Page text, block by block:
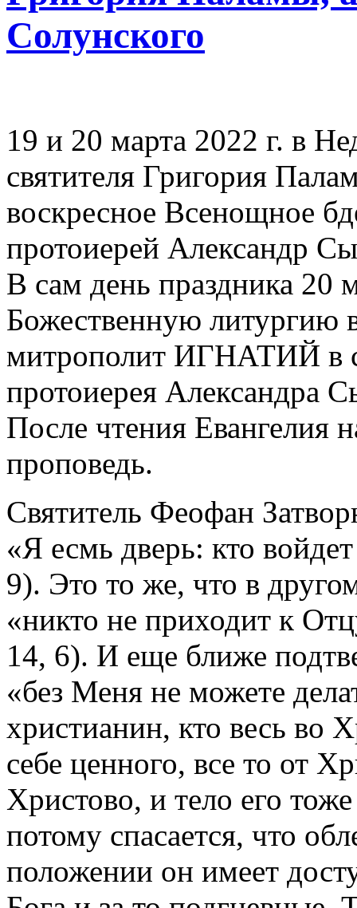
Солунского
19 и 20 марта 2022 г. в
святителя Григория
воскресное Всенощное
протоиерей Александр
В сам день праздника 20
Божественную литургию
митрополит ИГНАТИЙ в
протоиерея Александра
После чтения Евангелия
проповедь.
Святитель Феофан
«Я есмь дверь: кто
9). Это то же, что в
«никто не приходит к
14, 6). И еще ближе
«без Меня не можете
христианин, кто весь во
себе ценного, все то от
Христово, и тело его
потому спасается, что
положении он имеет